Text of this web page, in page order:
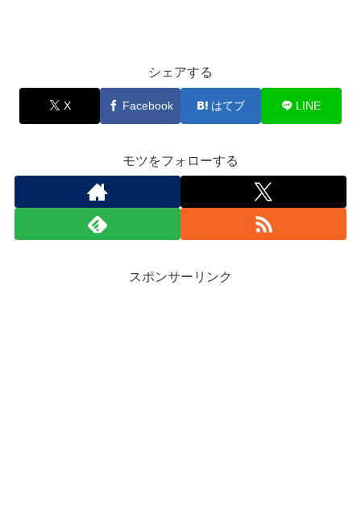
シェアする
X Facebook はてブ LINE
モツをフォローする
スポンサーリンク